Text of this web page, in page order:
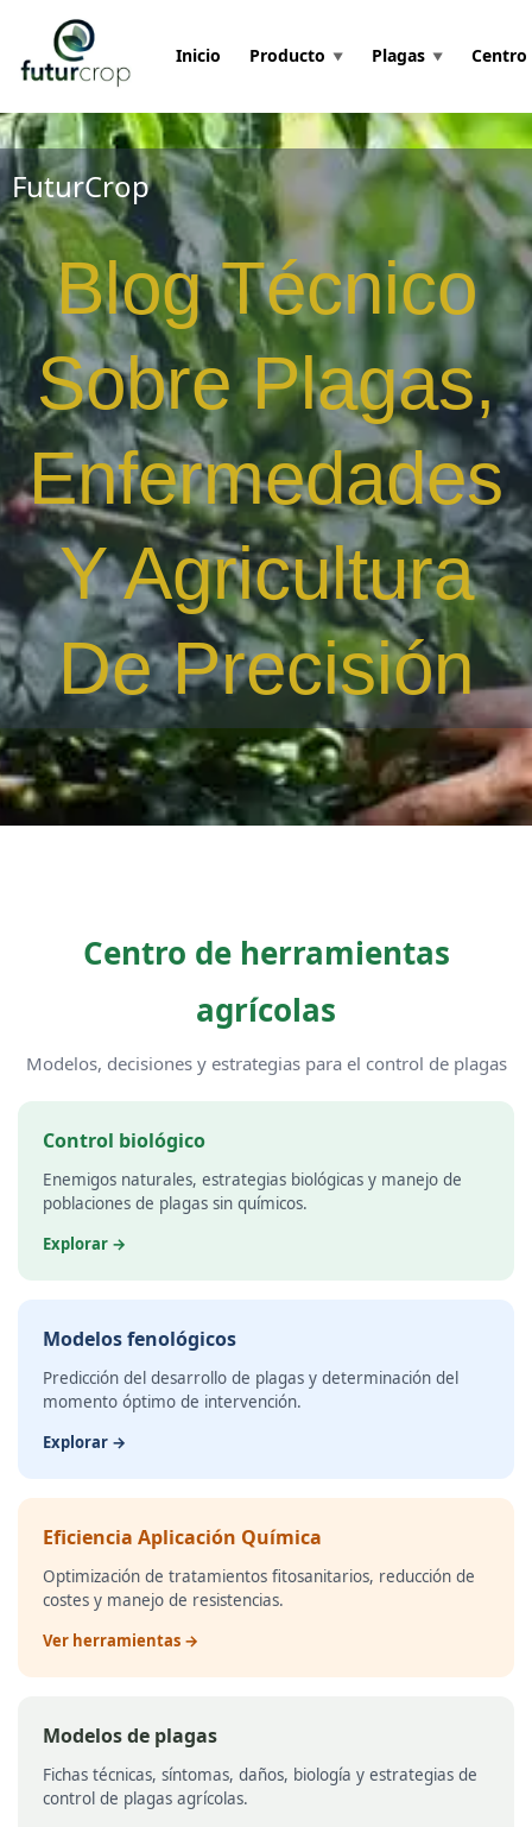
al
Inicio Producto ▼ Plagas ▼ Centro
FuturCrop
Blog Técnico
Sobre Plagas,
Enfermedades
Y Agricultura
De Precisión
Centro de herramientas
agrícolas
Modelos, decisiones y estrategias para el control de plagas
Control biológico
Enemigos naturales, estrategias biológicas y manejo de
poblaciones de plagas sin químicos.
Explorar →
Modelos fenológicos
Predicción del desarrollo de plagas y determinación del
momento óptimo de intervención.
Explorar →
Eficiencia Aplicación Química
Optimización de tratamientos fitosanitarios, reducción de
costes y manejo de resistencias.
Ver herramientas →
Modelos de plagas
Fichas técnicas, síntomas, daños, biología y estrategias de
control de plagas agrícolas.